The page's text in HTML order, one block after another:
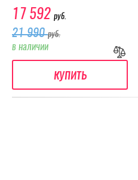
17 592 руб.
21 990руб.
в наличии
купить